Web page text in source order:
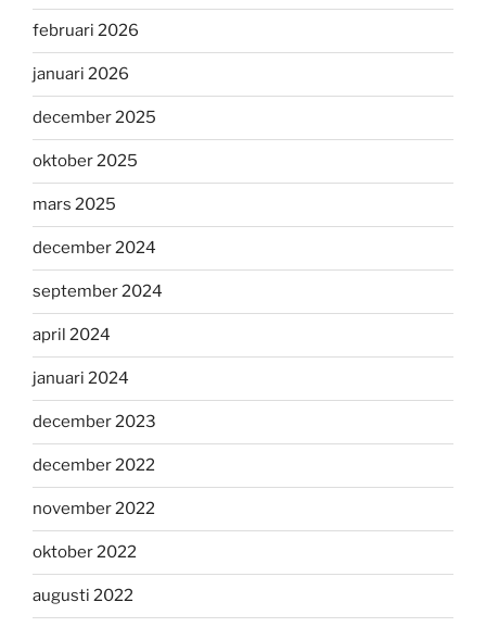
februari 2026
januari 2026
december 2025
oktober 2025
mars 2025
december 2024
september 2024
april 2024
januari 2024
december 2023
december 2022
november 2022
oktober 2022
augusti 2022